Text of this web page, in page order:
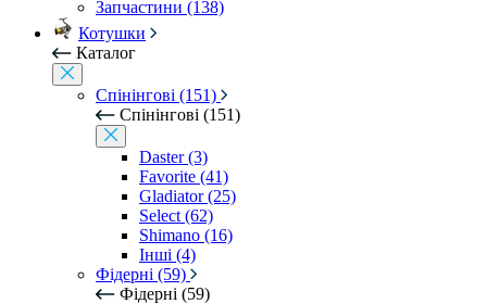
Запчастини (138)
Котушки
Каталог
Спінінгові (151)
Спінінгові (151)
Daster (3)
Favorite (41)
Gladiator (25)
Select (62)
Shimano (16)
Інші (4)
Фідерні (59)
Фідерні (59)